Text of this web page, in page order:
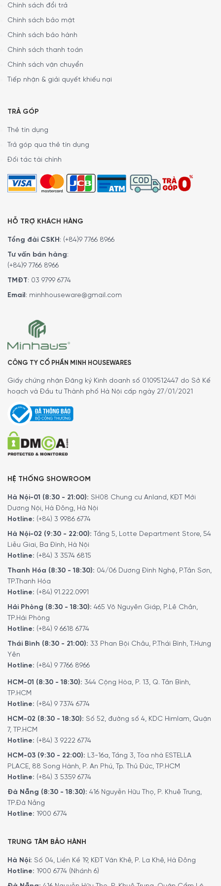
bếp, nó sẽ tự động tắt bếp để đảm bảo an toàn cho khu
bếp của bạn, và dĩ nhiên Bếp Từ Bosch PVS645FB5E sẽ lưu
lại chương trình cuối cùng mà bạn chọn. việc cần làm là
công suất tăng lên đến 50%.
Với chế độ PowerBoost, bạn có thể rút ngắn thời gian đun
sôi của Bếp Từ Bosch PVS645FB5E giảm xuống 2 lần nhờ
chức năng dồn công suất. Bếp sẽ lấy 1 phần công suất từ
Khoá an toàn khỏi trẻ em
Bắng cách kích hoặt chế độ khoá an toàn trẻ em, thiết bị
sẽ không thể điều khiển được trừ khi bạn mở khoá. Điều
này đảm bảo tiêu chuẩn an toàn cao nhất để ngăn ngừa
nguy cơ thương tích có thể xảy ra.Ngoài ra bạn thể dùng
chức năng này để vệ sinh bếp khi đang dùng, khi bán lau
chùi, các chế độ đang nấu sẽ không bị ảnh hưởng.
Nấu nhanh hơn và tối ưu hiệu năng hơn
Bếp Từ Bosch PVS645FB5E chỉ tạo ra nhiệt ở những nơi
thực sự cần thiết – trực tiếp ở đáy nồi chảo. Bạn nhận
được gì từ nó? An ninh hơn và thoải mái hơn. Sẽ không sợ
bị bỏng do lửa vì bếp chỉ làm nóng nồi, chính điều đó giúp
thất thoát nhiệt ra môi trường. Ngoài ra, bếp từ mang
thủy tinh và tiết kiệm rất nhiều năng lượng và nấu ăn
không bi nóng bức như dùng bếp ga vào những ngày hè
Chính sách đổi trả
Chính sách bảo mật
Chính sách bảo hành
Chính sách thanh toán
Chính sách vận chuyển
Tiếp nhận & giải quyết khiếu nại
TRẢ GÓP
Thẻ tín dụng
Trả góp qua thẻ tín dụng
Đối tác tài chính
HỖ TRỢ KHÁCH HÀNG
Tổng đài CSKH: (+84)9 7766 8966
Tư vấn bán hàng:
(+84)9 7766 8966
TMĐT: 03 9799 6774
Email: minhhouseware@gmail.com
CÔNG TY CỔ PHẦN MINH HOUSEWARES
Giấy chứng nhận Đăng ký Kinh doanh số 0109512447 do Sở Kế
hoạch và Đầu tư Thành phố Hà Nội cấp ngày 27/01/2021
HỆ THỐNG SHOWROOM
Hà Nội-01 (8:30 - 21:00): SH08 Chung cư Anland, KĐT Mới
Dương Nội, Hà Đông, Hà Nội
Hotline: (+84) 3 9986 6774
Hà Nội-02 (9:30 - 22:00): Tầng 5, Lotte Department Store, 54
Liễu Giai, Ba Đình, Hà Nội
Hotline: (+84) 3 3574 6815
Thanh Hóa (8:30 - 18:30): 04/06 Dương Đình Nghệ, P.Tân Sơn,
TP.Thanh Hóa
Hotline: (+84) 91.222.0991
Hải Phòng (8:30 - 18:30): 465 Võ Nguyên Giáp, P.Lê Chân,
TP.Hải Phòng
Hotline: (+84) 9 6618 6774
Thái Bình (8:30 - 21:00): 33 Phan Bội Châu, P.Thái Bình, T.Hưng
Yên
Hotline: (+84) 9 7766 8966
HCM-01 (8:30 - 18:30): 344 Cộng Hòa, P. 13, Q. Tân Bình,
TP.HCM
Hotline: (+84) 9 7374 6774
HCM-02 (8:30 - 18:30): Số 52, đường số 4, KDC Himlam, Quận
7, TP.HCM
Hotline: (+84) 3 9222 6774
HCM-03 (9:30 - 22:00): L3-16a, Tầng 3, Tòa nhà ESTELLA
PLACE, 88 Song Hành, P. An Phú, Tp. Thủ Đức, TP.HCM
Hotline: (+84) 3 5359 6774
Đà Nẵng (8:30 - 18:30): 416 Nguyễn Hữu Thọ, P. Khuê Trung,
TP.Đà Nẵng
Hotline: 1900 6774
TRUNG TÂM BẢO HÀNH
Hà Nội: Số 04, Liền Kề 19, KĐT Văn Khê, P. La Khê, Hà Đông
Hotline: 1900 6774 (Nhánh 6)